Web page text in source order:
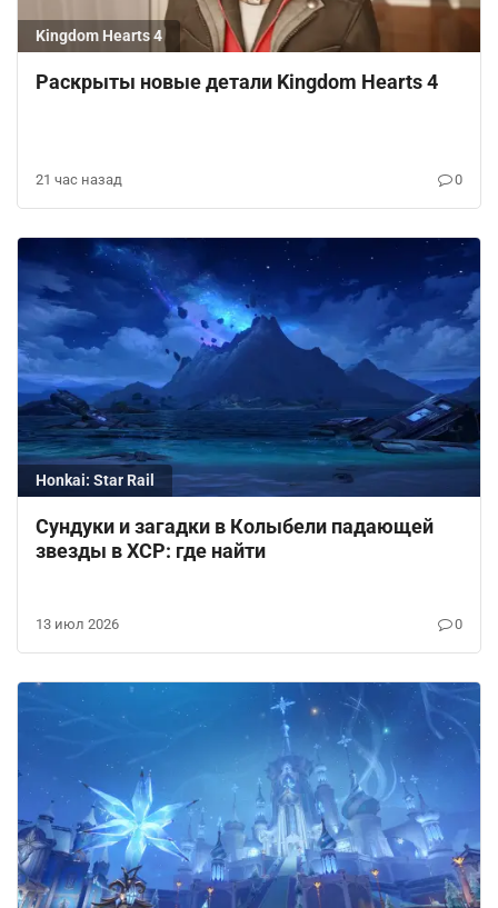
Kingdom Hearts 4
Раскрыты новые детали Kingdom Hearts 4
21 час назад 0
Honkai: Star Rail
Сундуки и загадки в Колыбели падающей
звезды в ХСР: где найти
13 июл 2026 0